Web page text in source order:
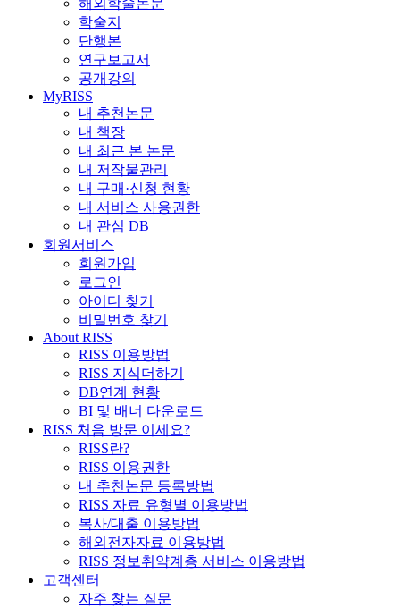
해외학술논문
학술지
단행본
연구보고서
공개강의
MyRISS
내 추천논문
내 책장
내 최근 본 논문
내 저작물관리
내 구매·신청 현황
내 서비스 사용권한
내 관심 DB
회원서비스
회원가입
로그인
아이디 찾기
비밀번호 찾기
About RISS
RISS 이용방법
RISS 지식더하기
DB연계 현황
BI 및 배너 다운로드
RISS 처음 방문 이세요?
RISS란?
RISS 이용권한
내 추천논문 등록방법
RISS 자료 유형별 이용방법
복사/대출 이용방법
해외전자자료 이용방법
RISS 정보취약계층 서비스 이용방법
고객센터
자주 찾는 질문